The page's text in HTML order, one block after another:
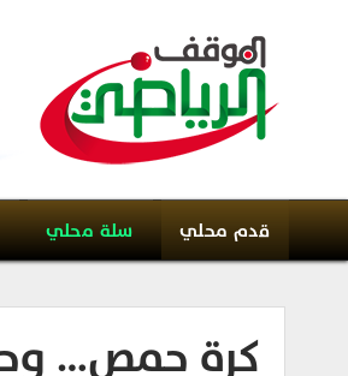
قدم محلي سلة محلي
كرة حمص…